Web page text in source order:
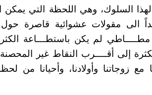
السلوك، وهي اللحظة التي يمكن
الى مقولات عشوائية قاصرة حول
لم يكن باستطـــاعة الكثرة
إلى أقــــرب النقاط غير
زوجاتنا وأولادنا، وأحيانا من